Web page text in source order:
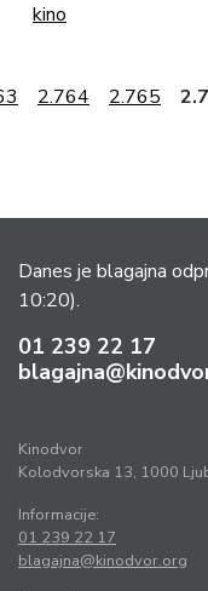
kino
2.764 2.765
Danes je blagajna
10:20).
01 239 22 17
Kinodvor
Kolodvorska 13, 1000
Informacije:
01 239 22 17
blagajna@kinodvor.org